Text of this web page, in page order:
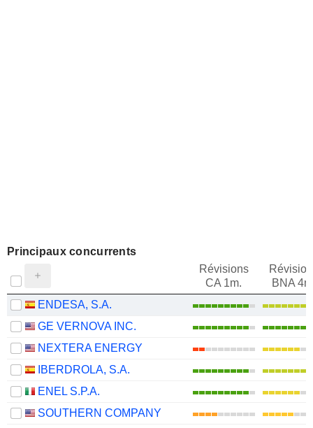
Principaux concurrents
Révisions
CA 1m.
BNA
ENDESA, S.A.
GE VERNOVA INC.
NEXTERA ENERGY
IBERDROLA, S.A.
ENEL S.P.A.
SOUTHERN COMPANY